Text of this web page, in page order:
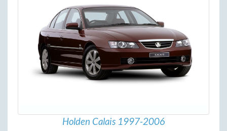
Holden Calais 1997-2006